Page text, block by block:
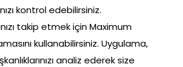
kontrol edebilirsiniz.
takip etmek için Maximum
kullanabilirsiniz. Uygulama,
analiz ederek size